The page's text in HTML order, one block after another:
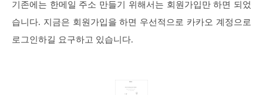
기존에는 한메일 주소 만들기 위해서는 회원가입만 하면 되었
습니다. 지금은 회원가입을 하면 우선적으로 카카오 계정으로
로그인하길 요구하고 있습니다.